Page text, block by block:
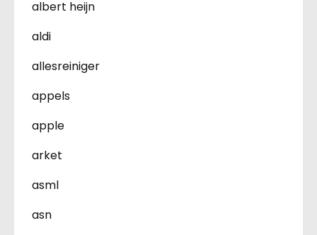
albert heijn
aldi
allesreiniger
appels
apple
arket
asml
asn